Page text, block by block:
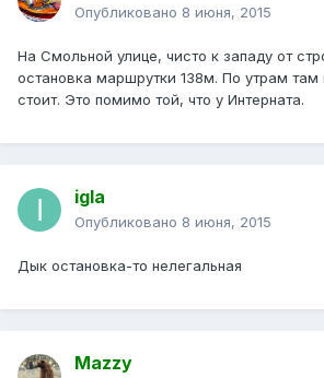
Опубликовано 8 июня, 2015
На Смольной улице, чисто к западу от
остановка маршрутки 138м. По утрам там
стоит. Это помимо той, что у Интерната.
igla
Опубликовано 8 июня, 2015
Дык остановка-то нелегальная
Mazzy